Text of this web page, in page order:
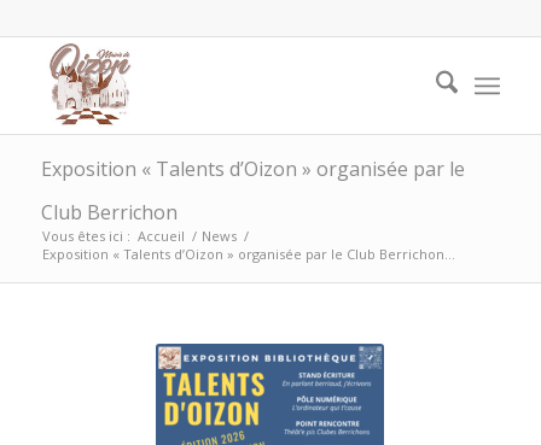
Exposition « Talents d’Oizon » organisée par le
Club Berrichon
Vous êtes ici : Accueil / News /
Exposition « Talents d’Oizon » organisée par le Club Berrichon...